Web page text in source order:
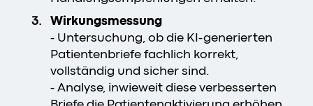
Wirkungsmessung
- Untersuchung, ob die KI-generierten
Patientenbriefe fachlich korrekt,
vollständig und sicher sind.
- Analyse, inwieweit diese verbesserten